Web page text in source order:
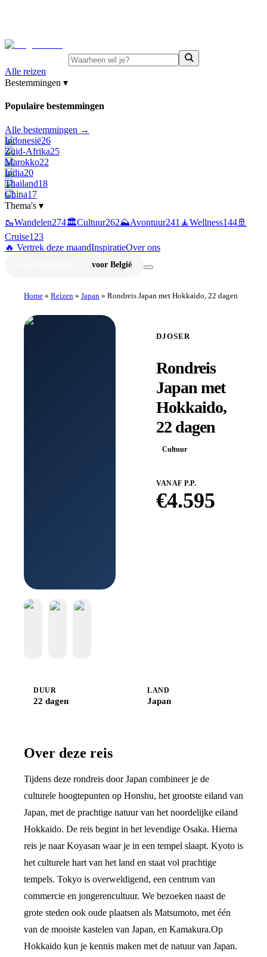
Alle reizen
Bestemmingen ▾
Populaire bestemmingen
Alle bestemmingen →
Indonesië26
Zuid-Afrika25
Marokko22
India20
Thailand18
China17
Thema's ▾
🥾Wandelen274🏛️Cultuur262⛰️Avontuur241 🧘Wellness144🚢
Cruise123
🔥 Vertrek deze maandInspiratieOver ons
voor België
Home » Reizen » Japan » Rondreis Japan met Hokkaido, 22 dagen
DJOSER
Rondreis
Japan met
Hokkaido,
22 dagen
Cultuur
VANAF P.P.
€4.595
DUUR
22 dagen
LAND
Japan
Over deze reis
Tijdens deze rondreis door Japan combineer je de
culturele hoogtepunten op Honshu, het grootste eiland van
Japan, met de prachtige natuur van het noordelijke eiland
Hokkaido. De reis begint in het levendige Osaka. Hierna
reis je naar Koyasan waar je in een tempel slaapt. Kyoto is
het culturele hart van het land en staat vol prachtige
tempels. Tokyo is overweldigend, een centrum van
commercie en jongerencultuur. We bezoeken naast de
grote steden ook oude plaatsen als Matsumoto, met één
van de mooiste kastelen van Japan, en Kamakura.Op
Hokkaido kun je kennis maken met de natuur van Japan.